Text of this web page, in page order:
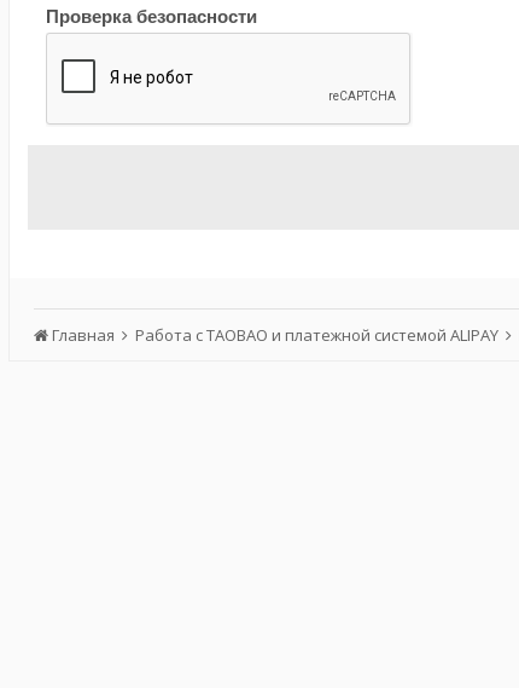
Проверка безопасности
Главная Работа с TAOBAO и платежной системой ALIPAY